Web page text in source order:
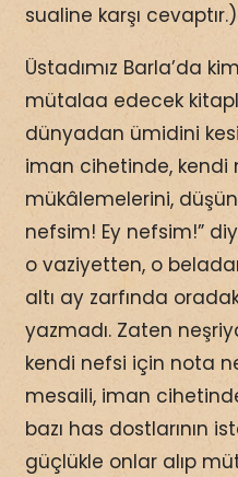
sualine karşı cevaptır.)
Üstadımız Barla’da
mütalaa edecek
dünyadan ümidini
iman cihetinde, kendi
mükâlemelerini,
nefsim! Ey nefsim!”
o vaziyetten, o
altı ay zarfında
yazmadı. Zaten
kendi nefsi için nota
mesaili, iman
bazı has dostlarının
güçlükle onlar alıp